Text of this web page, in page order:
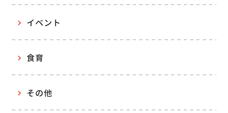
イベント
食育
その他